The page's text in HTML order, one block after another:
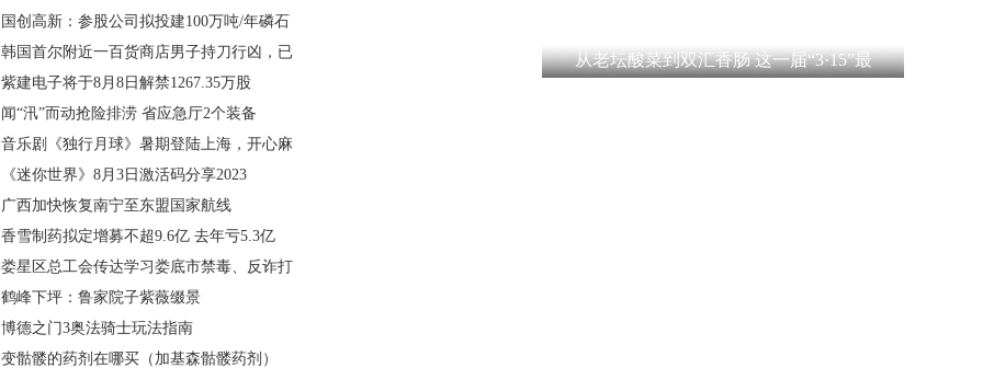
国创高新：参股公司拟投建100万吨/年磷石
韩国首尔附近一百货商店男子持刀行凶，已
紫建电子将于8月8日解禁1267.35万股
闻“汛”而动抢险排涝 省应急厅2个装备
音乐剧《独行月球》暑期登陆上海，开心麻
《迷你世界》8月3日激活码分享2023
广西加快恢复南宁至东盟国家航线
香雪制药拟定增募不超9.6亿 去年亏5.3亿
娄星区总工会传达学习娄底市禁毒、反诈打
鹤峰下坪：鲁家院子紫薇缀景
博德之门3奥法骑士玩法指南
变骷髅的药剂在哪买（加基森骷髅药剂）
从老坛酸菜到双汇香肠 这一届“3·15”最